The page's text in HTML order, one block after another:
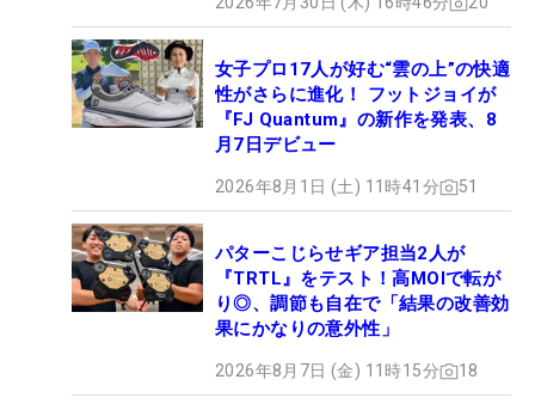
女子プロ17人が好む“雲の上”の快適
性がさらに進化！ フットジョイが
『FJ Quantum』の新作を発表、8
月7日デビュー
2026年8月1日 (土) 11時41分 51
パターこじらせギア担当2人が
『TRTL』をテスト！高MOIで転が
り◎、調節も自在で「結果の改善効
果にかなりの意外性」
2026年8月7日 (金) 11時15分 18